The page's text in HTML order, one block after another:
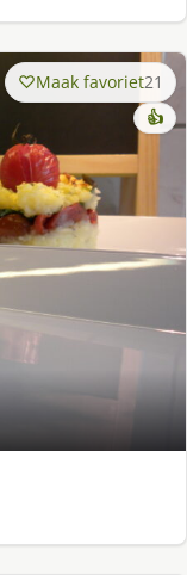
Maak favoriet21
👍